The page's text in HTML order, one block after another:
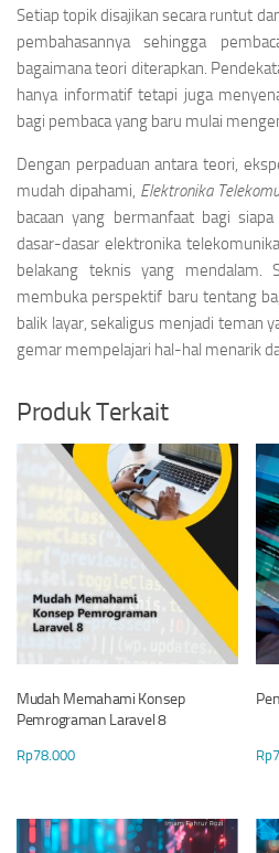
Setiap topik disajikan secara runtut
pembahasannya sehingga
bagaimana teori diterapkan.
hanya informatif tetapi juga
bagi pembaca yang baru mulai
Dengan perpaduan antara teori,
mudah dipahami, Elektronika
bacaan yang bermanfaat bagi
dasar-dasar elektronika
belakang teknis yang mendalam.
membuka perspektif baru tentang
balik layar, sekaligus menjadi teman
gemar mempelajari hal-hal menarik
Produk Terkait
Mudah Memahami Konsep
Pemrograman Laravel 8
Rp78.000 Rp